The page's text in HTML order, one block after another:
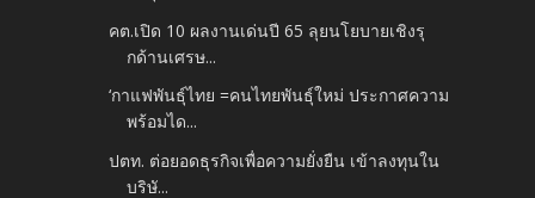
คต.เปิด 10 ผลงานเด่นปี 65 ลุยนโยบายเชิงรุ
กด้านเศรษ...
‘กาแฟพันธุ์ไทย =คนไทยพันธุ์ใหม่ ประกาศความ
พร้อมได...
ปตท. ต่อยอดธุรกิจเพื่อความยั่งยืน เข้าลงทุนใน
บริษั...